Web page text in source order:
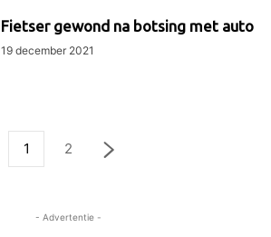
Fietser gewond na botsing met auto
19 december 2021
1 2
- Advertentie -